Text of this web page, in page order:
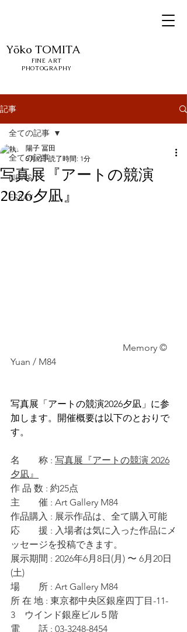
Yōko TOMITA
FINE ART
PHOTOGRAPHY
記事
全ての記事
NEWS
ESSAY
全ての記事
写真展『アートの競演
2026夕凪』
陽子 冨田
5月9日 読了時間: 1分
Memory ©
Yuan / M84
写真展「アートの競演2026夕凪」に参
加します。 開催概要は以下のとおりで
す。
名　　称 : 写真展『アートの競演 2026
夕凪』
作 品 数 : 約25点
主　　催 : Art Gallery M84
作品購入 : 展示作品は、全て購入可能
応　　援 : 入場者は気に入った作品にメ
ッセージを投稿できます。
展示期間 : 2026年6月8日(月) 〜 6月20日
(土)
場　　所 : Art Gallery M84
所 在 地 : 東京都中央区銀座四丁目-11-
3　ウインド銀座ビル５階
電　　話 : 03-3248-8454